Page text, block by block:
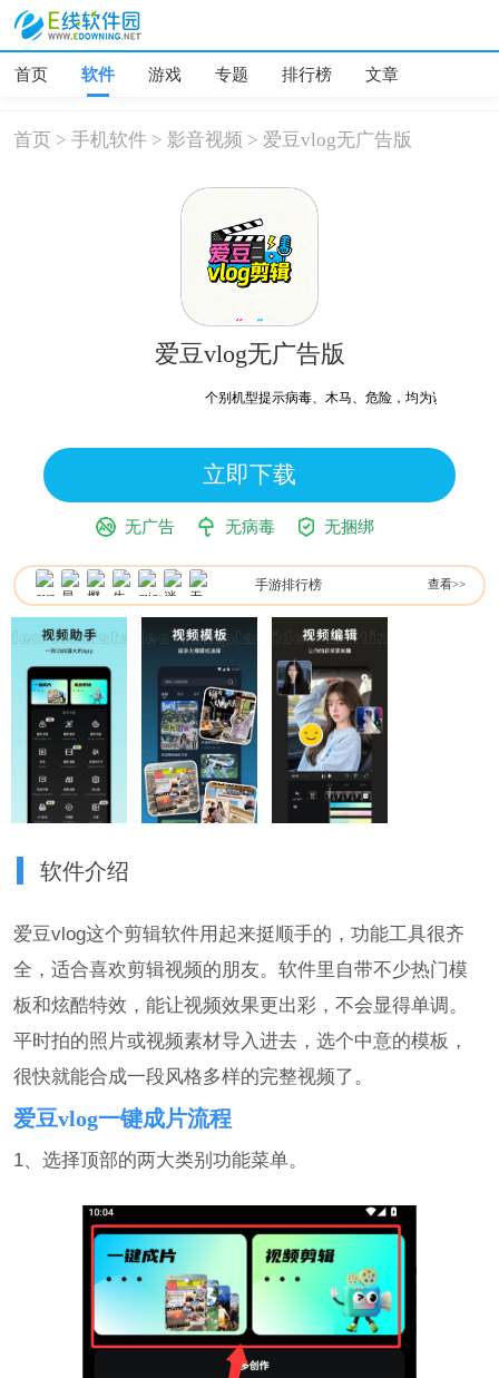
首页 软件 游戏 专题 排行榜 文章
首页 >手机软件 >影音视频 > 爱豆vlog无广告版
爱豆vlog无广告版
个别机型提示病毒、木马、危险，均为误报可放心下
立即下载
无广告 无病毒 无捆绑
手游排行榜 查看>>
软件介绍
爱豆vlog这个剪辑软件用起来挺顺手的，功能工具很齐
全，适合喜欢剪辑视频的朋友。软件里自带不少热门模
板和炫酷特效，能让视频效果更出彩，不会显得单调。
平时拍的照片或视频素材导入进去，选个中意的模板，
很快就能合成一段风格多样的完整视频了。
爱豆vlog一键成片流程
1、选择顶部的两大类别功能菜单。